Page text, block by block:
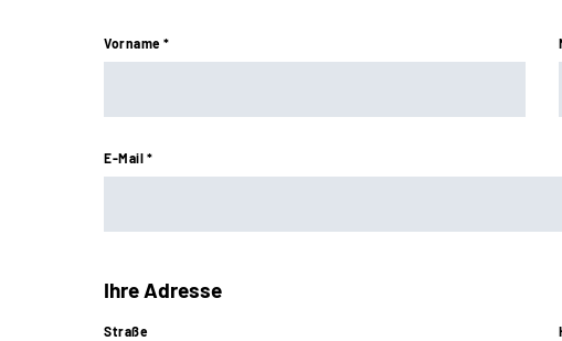
Vorname *
E-Mail *
Ihre Adresse
Straße